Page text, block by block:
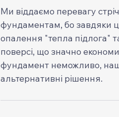
Ми віддаємо перевагу
фундаментам, бо завдяки
опалення "тепла підлога"
поверсі, що значно
фундамент неможливо,
альтернативні рішення.